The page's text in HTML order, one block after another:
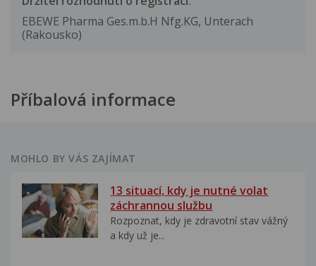
EBEWE Pharma Ges.m.b.H Nfg.KG, Unterach
(Rakousko)
Příbalová informace
MOHLO BY VÁS ZAJÍMAT
13 situací, kdy je nutné volat
záchrannou službu
Rozpoznat, kdy je zdravotní stav vážný
a kdy už je...